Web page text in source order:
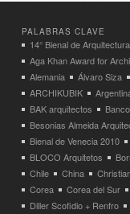
PALABRAS CLAVE
14° Bienal de
Aga Khan Award for
Alemania
Álvaro Siza
ARCHIKUBIK
BAK arquitectos
Besonias Almeida
Bienal de Venecia 2010
BLOCO Arquitetos
Chile
China
Corea
Corea del Sur
Diller Scofidio + Renfro